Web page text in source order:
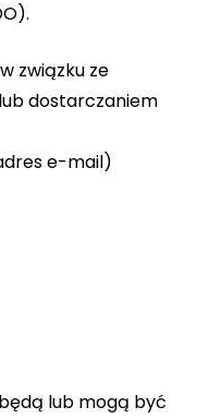
związku ze
dostarczaniem
e-mail)
lub mogą być